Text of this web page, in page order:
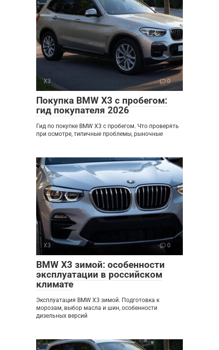
X3 0
Покупка BMW X3 с пробегом:
гид покупателя 2026
Гид по покупке BMW X3 с пробегом. Что проверять
при осмотре, типичные проблемы, рыночные
X3 0
BMW X3 зимой: особенности
эксплуатации в российском
климате
Эксплуатация BMW X3 зимой. Подготовка к
морозам, выбор масла и шин, особенности
дизельных версий